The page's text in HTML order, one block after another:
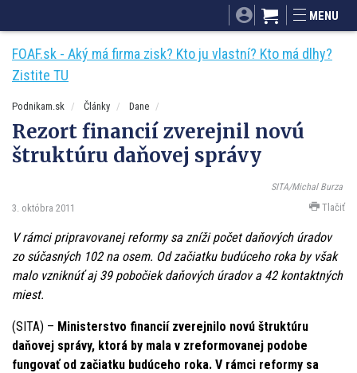
Mnamky-recepty.sk
MENU
FOAF.sk - Aký má firma zisk? Kto ju vlastní? Kto má dlhy?
Zistite TU
Podnikam.sk Články Dane
Rezort financií zverejnil novú
štruktúru daňovej správy
SITA/Michal Burza
3. októbra 2011 Tlačiť
V rámci pripravovanej reformy sa zníži počet daňových úradov
zo súčasných 102 na osem. Od začiatku budúceho roka by však
malo vzniknúť aj 39 pobočiek daňových úradov a 42 kontaktných
miest.
(SITA) – Ministerstvo financií zverejnilo novú štruktúru
daňovej správy, ktorá by mala v zreformovanej podobe
fungovať od začiatku budúceho roka. V rámci reformy sa